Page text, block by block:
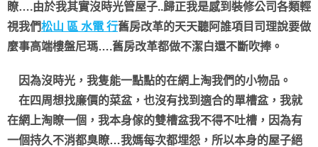
瞭….由於我其實沒時光管屋子..歸正我是感到裝修公司各類輕
視我們松山 區 水電 行舊房改革的天天聽阿誰項目司理說要做
麼事高端樓盤尼瑪….舊房改革都做不潔白還不斷吹捧。
因為沒時光，我隻能一點點的在網上淘我們的小物品。
在四周想找廉價的菜盆，也沒有找到適合的單槽盆，我就
在網上淘瞭一個，我本身傢的雙槽盆我不得不吐槽，因為有
一個持久不消都臭瞭…我媽每次都埋怨，所以本身的屋子絕